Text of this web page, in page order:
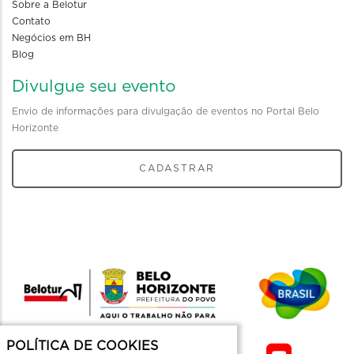
Sobre a Belotur
Contato
Negócios em BH
Blog
Divulgue seu evento
Envio de informações para divulgação de eventos no Portal Belo
Horizonte
CADASTRAR
POLÍTICA DE COOKIES